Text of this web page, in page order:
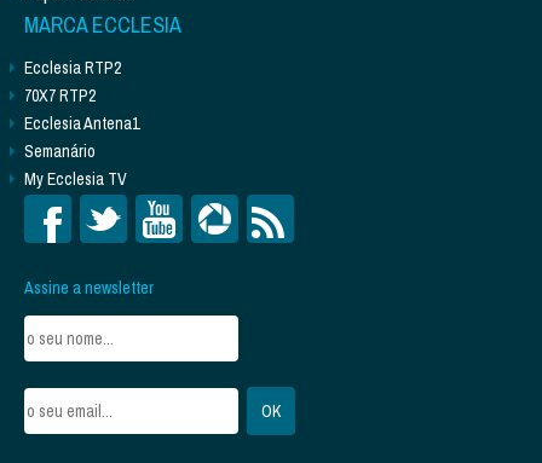
MARCA ECCLESIA
Ecclesia RTP2
70X7 RTP2
Ecclesia Antena1
Semanário
My Ecclesia TV
Assine a newsletter